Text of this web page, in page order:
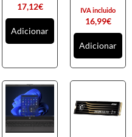
17,12€
Adicionar
16,99€
IVA incluido
Adicionar